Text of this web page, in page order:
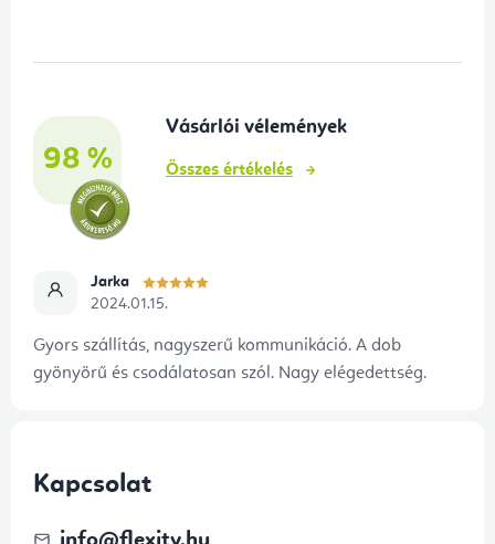
98 %
Vásárlói vélemények
Összes értékelés
Jarka
2024.01.15.
Gyors szállítás, nagyszerű kommunikáció. A dob
gyönyörű és csodálatosan szól. Nagy elégedettség.
Kapcsolat